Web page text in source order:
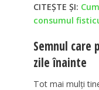
CITEȘTE ȘI:
consumul
Semnul care
zile înainte
Tot mai mulți